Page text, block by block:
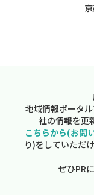
地域情報ポータ
社の情報を更
こちらから(お問
り)をしていただ
ぜひPR